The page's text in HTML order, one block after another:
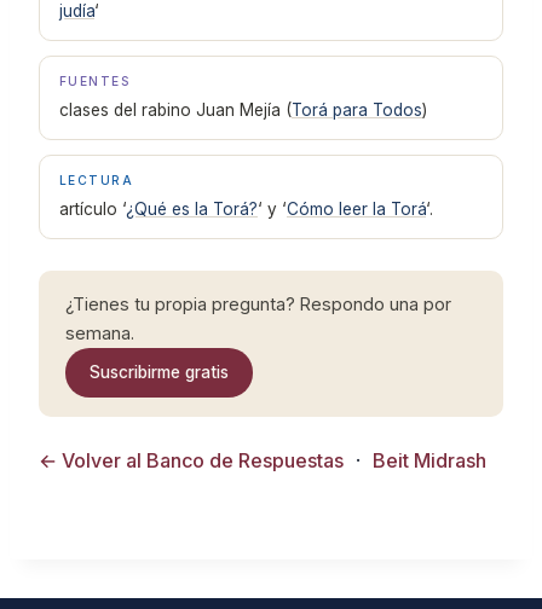
judía‘
FUENTES
clases del rabino Juan Mejía (Torá para Todos)
LECTURA
artículo ‘¿Qué es la Torá?‘ y ‘Cómo leer la Torá‘.
¿Tienes tu propia pregunta? Respondo una por
semana.
Suscribirme gratis
← Volver al Banco de Respuestas · Beit Midrash